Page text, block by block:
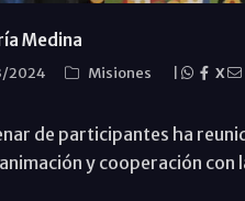
Medina
2024 Misiones X
de participantes ha
y cooperación con